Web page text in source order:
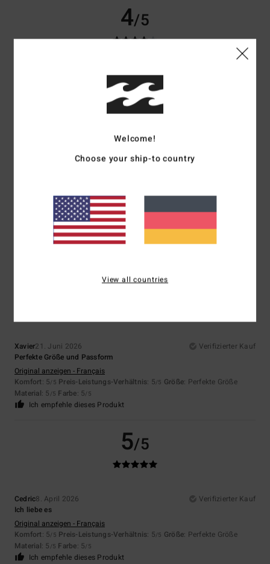
4/5
10. Juli 2026
Schönes Sweatshirt, originell durch seine Farbkombination
Original anzeigen - Français
5/5
9. Juli 2026
Verifizierter Kauf
Original anzeigen - Castellano
/5 Preis-Leistungs-Verhältnis: 5/5 Größe: Perfekte Größe
/5 Farbe: 5/5
5
Xavier21. Juni 2026
Verifizierter Kauf
Perfekte Größe und Passform
Original anzeigen - Français
Komfort: 5/5 Preis-Leistungs-Verhältnis: 5/5 Größe: Perfekte Größe
Material: 5 /5 Farbe: 5/5
Ich empfehle dieses Produkt
5/5
Cedric8. April 2026
Verifizierter Kauf
Ich liebe es
Original anzeigen - Français
Komfort: 5/5 Preis-Leistungs-Verhältnis: 5/5 Größe: Perfekte Größe
Material: 5 /5 Farbe: 5/5
Ich empfehle dieses Produkt
Welcome!
Choose your ship-to country
View all countries